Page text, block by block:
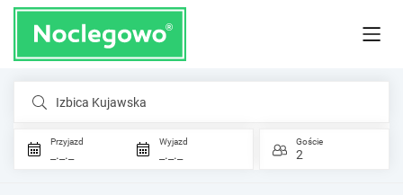
Izbica Kujawska
Przyjazd
_._._
Wyjazd
_._._
Goście
2